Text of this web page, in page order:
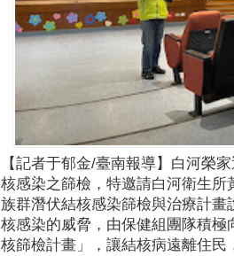
【記者于郁金/臺南報導】白河榮
核感染之篩檢，特邀請白河衛生
族群潛伏結核感染篩檢與治療計
核感染的威脅，由保健組團隊積
核篩檢計畫」，讓結核病遠離住民